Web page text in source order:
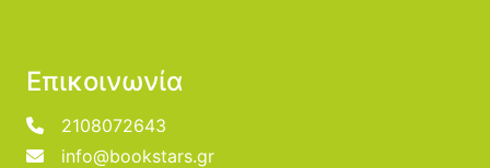
Επικοινωνία
2108072643
info@bookstars.gr